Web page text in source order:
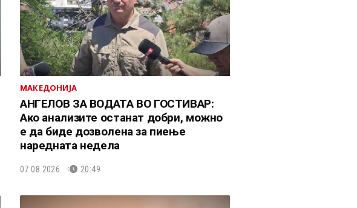
МАКЕДОНИЈА
АНГЕЛОВ ЗА ВОДАТА ВО ГОСТИВАР:
Ако анализите останат добри, можно
е да биде дозволена за пиење
наредната недела
07.08.2026. 20:49